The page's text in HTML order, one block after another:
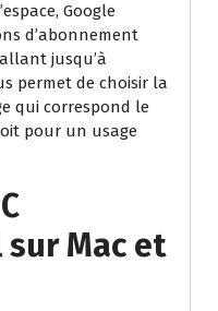
Google
d’abonnement
jusqu’à
permet de choisir la
qui correspond le
pour un usage
Mac et